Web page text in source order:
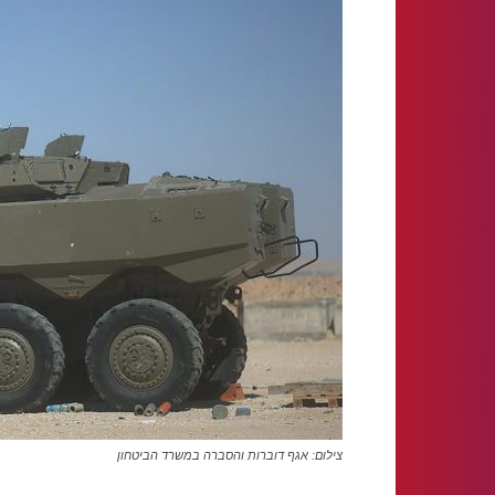
צילום: אגף דוברות והסברה במשרד הביטחון